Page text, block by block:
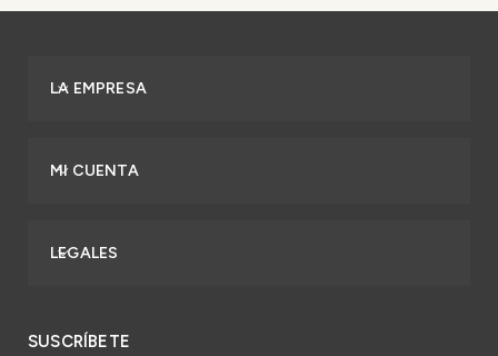
LA EMPRESA
MI CUENTA
LEGALES
SUSCRÍBETE